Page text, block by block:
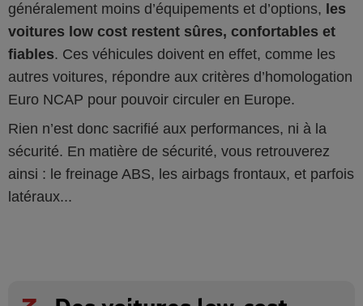
généralement moins d’équipements et d’options, les
voitures low cost restent sûres, confortables et
fiables. Ces véhicules doivent en effet, comme les
autres voitures, répondre aux critères d’homologation
Euro NCAP pour pouvoir circuler en Europe.
Rien n’est donc sacrifié aux performances, ni à la
sécurité. En matière de sécurité, vous retrouverez
ainsi : le freinage ABS, les airbags frontaux, et parfois
latéraux...